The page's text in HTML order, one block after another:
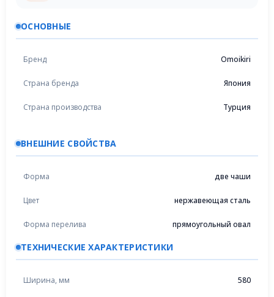
ОСНОВНЫЕ
Бренд Omoikiri
Страна бренда Япония
Страна производства Турция
ВНЕШНИЕ СВОЙСТВА
Форма две чаши
Цвет нержавеющая сталь
Форма перелива прямоугольный овал
ТЕХНИЧЕСКИЕ ХАРАКТЕРИСТИКИ
Ширина, мм 580